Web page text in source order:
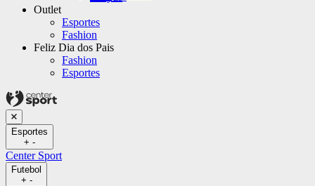
Outlet
Esportes
Fashion
Feliz Dia dos Pais
Fashion
Esportes
Esportes
+ -
Center Sport
Futebol
+ -